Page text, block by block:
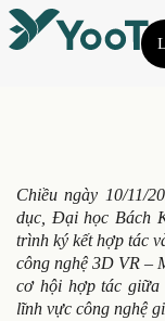
Chiều ngày 10/11/
dục, Đại học Bách
trình ký kết hợp tác
công nghệ 3D VR –
cơ hội hợp tác giữa
lĩnh vực công nghệ